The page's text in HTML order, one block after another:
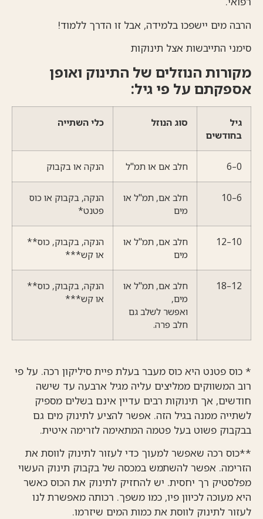
הרבה מים יישפכו בלמידה, אבל זו הדרך ללמוד!
סימני התייבשות אצל תינוקות
מקורות הנוזלים של התינוק ואופן
אספקתם על פי גיל:
גיל
בחודשים
סוג הנוזל כלי השתייה
0–6 חלב אם או תמ"ל הנקה או בקבוק
6–10
חלב אם, תמ"ל או
מים
הנקה, בקבוק או כוס
פטנט*
10–12
חלב אם, תמ"ל או
מים
הנקה, בקבוק, כוס**
או קש***
12–18
חלב אם, תמ"ל או
מים,
ואפשר לשלב גם
חלב פרה.
הנקה, בקבוק, כוס**
או קש***
* כוס פטנט היא כוס מעבר בעלת פיית סיליקון רכה. על פי
רוב המשווקים ממליצים עליה מגיל ארבעה עד שישה
חודשים, אך תינוקות רבים עדיין אינם בשלים מספיק
לשתייה ממנה בגיל הזה. אפשר להציע לתינוק מים גם
בבקבוק פשוט בעל פטמה המתאימה לזרימה איטית.
**כוס רכה שאפשר למעוך כדי לעזור לתינוק לווסת את
הזרימה. אפשר להשתמש במכסה של בקבוק תינוק העשוי
מפלסטיק רך יחסית. יש להחזיק לתינוק את הכוס כאשר
היא מעוכה לכיוון פיו, כמו משפך. רכותה מאפשרת לנו
לעזור לתינוק לווסת את כמות המים שיזרמו.